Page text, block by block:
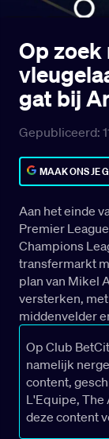
Op zoek
gat bij
Gepubliceerd:
MAAK ONS JE
Aan het einde
Premier
Champions
transfermarkt
plan van Mikel
versterken,
middenvelder
Op Club
namelijk
content,
L'Equipe, The
deze content